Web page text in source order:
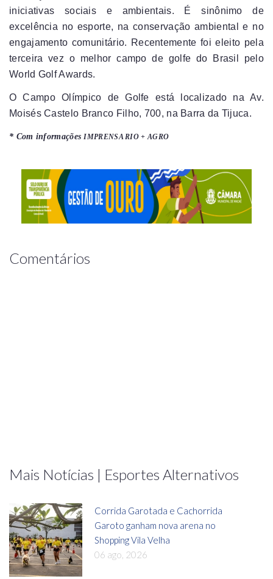
iniciativas sociais e ambientais. É sinônimo de
excelência no esporte, na conservação ambiental e no
engajamento comunitário. Recentemente foi eleito pela
terceira vez o melhor campo de golfe do Brasil pelo
World Golf Awards.
O Campo Olímpico de Golfe está localizado na Av.
Moisés Castelo Branco Filho, 700, na Barra da Tijuca.
* Com informaçõesIMPRENSA RIO + AGRO
Comentários
Mais Notícias | Esportes Alternativos
Corrida Garotada e Cachorrida
Garoto ganham nova arena no
Shopping Vila Velha
06 ago, 2026